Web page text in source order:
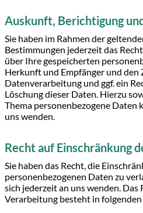
Auskunft, Berichtigung
Sie haben im Rahmen der
Bestimmungen jederzeit das
über Ihre gespeicherten
Herkunft und Empfänger und den
Datenverarbeitung und ggf. ein
Löschung dieser Daten. Hierzu
Thema personenbezogene Daten
uns wenden.
Recht auf Einschränkung
Sie haben das Recht, die
personenbezogenen Daten zu
sich jederzeit an uns wenden.
Verarbeitung besteht in folgenden